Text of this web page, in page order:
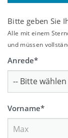
Bitte geben Sie
Alle mit einem
und müssen
Anrede*
Vorname*